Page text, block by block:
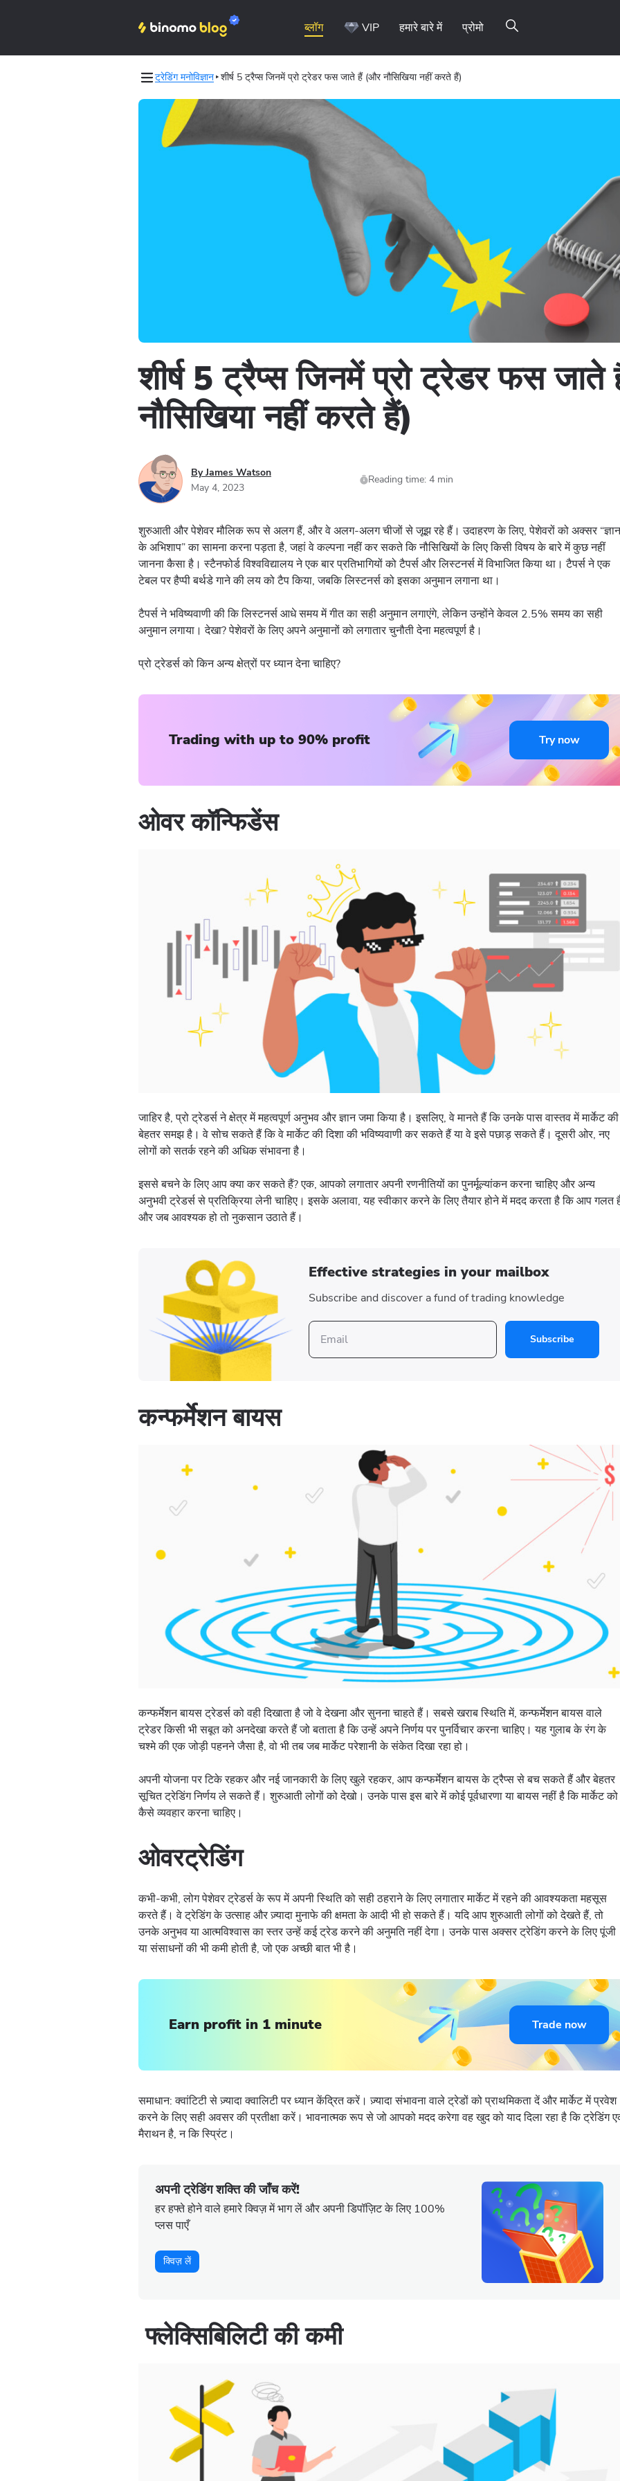
ब्लॉग VIP हमारे बारे में प्रोमो
ट्रेडिंग मनोविज्ञान शीर्ष 5 ट्रैप्स जिनमें प्रो ट्रेडर फस जाते हैं (और नौसिखिया नहीं करते हैं)
शीर्ष 5 ट्रैप्स जिनमें प्रो ट्रेडर फस
नौसिखिया नहीं करते हैं)
By James Watson
May 4, 2023
Reading time: 4 min
शुरुआती और पेशेवर मौलिक रूप से अलग हैं, और वे अलग-अलग चीजों से जूझ रहे हैं। उदाहरण के लिए, पेशेवरों को अक्सर “ज्ञान
के अभिशाप” का सामना करना पड़ता है, जहां वे कल्पना नहीं कर सकते कि नौसिखियों के लिए किसी विषय के बारे में कुछ नहीं
जानना कैसा है। स्टैनफोर्ड विश्वविद्यालय ने एक बार प्रतिभागियों को टैपर्स और लिस्टनर्स में विभाजित किया था। टैपर्स ने एक
टेबल पर हैप्पी बर्थडे गाने की लय को टैप किया, जबकि लिस्टनर्स को इसका अनुमान लगाना था।
टैपर्स ने भविष्यवाणी की कि लिस्टनर्स आधे समय में गीत का सही अनुमान लगाएंगे, लेकिन उन्होंने केवल 2.5% समय का सही
अनुमान लगाया। देखा? पेशेवरों के लिए अपने अनुमानों को लगातार चुनौती देना महत्वपूर्ण है।
प्रो ट्रेडर्स को किन अन्य क्षेत्रों पर ध्यान देना चाहिए?
Trading with up to 90% profit Try now
ओवर कॉन्फिडेंस
जाहिर है, प्रो ट्रेडर्स ने क्षेत्र में महत्वपूर्ण अनुभव और ज्ञान जमा किया है। इसलिए, वे मानते हैं कि उनके पास वास्तव में मार्केट की
बेहतर समझ है। वे सोच सकते हैं कि वे मार्केट की दिशा की भविष्यवाणी कर सकते हैं या वे इसे पछाड़ सकते हैं। दूसरी ओर, नए
लोगों को सतर्क रहने की अधिक संभावना है।
इससे बचने के लिए आप क्या कर सकते हैं? एक, आपको लगातार अपनी रणनीतियों का पुनर्मूल्यांकन करना चाहिए और अन्य
अनुभवी ट्रेडर्स से प्रतिक्रिया लेनी चाहिए। इसके अलावा, यह स्वीकार करने के लिए तैयार होने में मदद करता है कि आप गलत
और जब आवश्यक हो तो नुकसान उठाते हैं।
Effective strategies in your mailbox
Subscribe and discover a fund of trading knowledge
Subscribe
कन्फर्मेशन बायस
कन्फर्मेशन बायस ट्रेडर्स को वही दिखाता है जो वे देखना और सुनना चाहते हैं। सबसे खराब स्थिति में, कन्फर्मेशन बायस वाले
ट्रेडर किसी भी सबूत को अनदेखा करते हैं जो बताता है कि उन्हें अपने निर्णय पर पुनर्विचार करना चाहिए। यह गुलाब के रंग के
चश्मे की एक जोड़ी पहनने जैसा है, वो भी तब जब मार्केट परेशानी के संकेत दिखा रहा हो।
अपनी योजना पर टिके रहकर और नई जानकारी के लिए खुले रहकर, आप कन्फर्मेशन बायस के ट्रैप्स से बच सकते हैं और बेहतर
सूचित ट्रेडिंग निर्णय ले सकते हैं। शुरुआती लोगों को देखो। उनके पास इस बारे में कोई पूर्वधारणा या बायस नहीं है कि मार्केट को
कैसे व्यवहार करना चाहिए।
ओवरट्रेडिंग
कभी-कभी, लोग पेशेवर ट्रेडर्स के रूप में अपनी स्थिति को सही ठहराने के लिए लगातार मार्केट में रहने की आवश्यकता महसूस
करते हैं। वे ट्रेडिंग के उत्साह और ज़्यादा मुनाफे की क्षमता के आदी भी हो सकते हैं। यदि आप शुरुआती लोगों को देखते हैं, तो
उनके अनुभव या आत्मविश्वास का स्तर उन्हें कई ट्रेड करने की अनुमति नहीं देगा। उनके पास अक्सर ट्रेडिंग करने के लिए पूंजी
या संसाधनों की भी कमी होती है, जो एक अच्छी बात भी है।
Earn profit in 1 minute Trade now
समाधान: क्वांटिटी से ज़्यादा क्वालिटी पर ध्यान केंद्रित करें। ज़्यादा संभावना वाले ट्रेडों को प्राथमिकता दें और मार्केट में प्रवेश
करने के लिए सही अवसर की प्रतीक्षा करें। भावनात्मक रूप से जो आपको मदद करेगा वह खुद को याद दिला रहा है कि ट्रेडिंग
मैराथन है, न कि स्प्रिंट।
अपनी ट्रेडिंग शक्ति की जाँच करें!
हर हफ्ते होने वाले हमारे क्विज़ में भाग लें और अपनी डिपॉज़िट के लिए 100%
प्लस पाएँ
क्विज़ लें
फ्लेक्सिबिलिटी की कमी